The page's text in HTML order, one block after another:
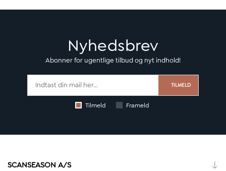
Nyhedsbrev
Abonner for ugentlige tilbud og nyt indhold!
TILMELD
Tilmeld Frameld
SCANSEASON A/S